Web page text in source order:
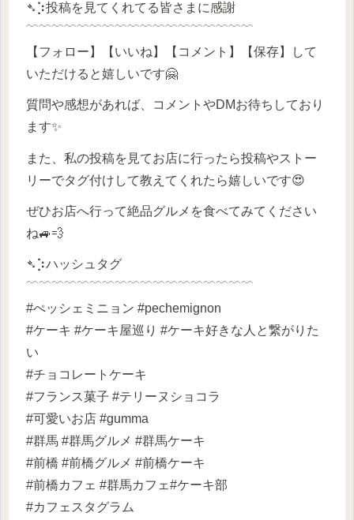
➴⡱投稿を見てくれてる皆さまに感謝
﹋﹋﹋﹋﹋﹋﹋﹋﹋﹋﹋﹋﹋﹋﹋﹋﹋﹋
【フォロー】【いいね】【コメント】【保存】して
いただけると嬉しいです🤗
質問や感想があれば、コメントやDMお待ちしており
ます✨
また、私の投稿を見てお店に行ったら投稿やストー
リーでタグ付けして教えてくれたら嬉しいです😍
ぜひお店へ行って絶品グルメを食べてみてください
ね🚙💨
➴⡱ハッシュタグ
﹋﹋﹋﹋﹋﹋﹋﹋﹋﹋﹋﹋﹋﹋﹋﹋﹋﹋
#ぺッシェミニョン #pechemignon
#ケーキ #ケーキ屋巡り #ケーキ好きな人と繋がりた
い
#チョコレートケーキ
#フランス菓子 #テリーヌショコラ
#可愛いお店 #gumma
#群馬 #群馬グルメ #群馬ケーキ
#前橋 #前橋グルメ #前橋ケーキ
#前橋カフェ #群馬カフェ#ケーキ部
#カフェスタグラム